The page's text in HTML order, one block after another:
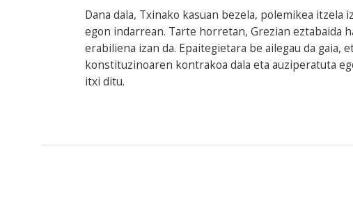
Dana dala, Txinako kasuan bezela, polemikea
egon indarrean. Tarte horretan, Grezian eztabaida
erabiliena izan da. Epaitegietara be ailegau da gaia,
konstituzinoaren kontrakoa dala eta auziperatuta
itxi ditu.